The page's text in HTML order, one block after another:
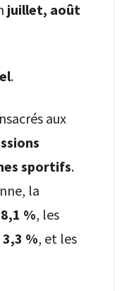
juillet, août
.
aux
sportifs.
la
8,1 %, les
3,3 %, et les